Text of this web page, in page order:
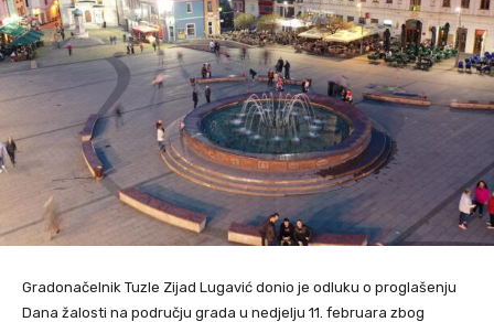
Gradonačelnik Tuzle Zijad Lugavić donio je odluku o proglašenju
Dana žalosti na području grada u nedjelju 11. februara zbog